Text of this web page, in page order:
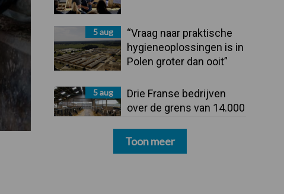
5 aug
“Vraag naar praktische
hygieneoplossingen is in
Polen groter dan ooit”
5 aug
Drie Franse bedrijven
over de grens van 14.000
Toon meer